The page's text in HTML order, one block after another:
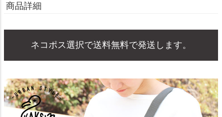
商品詳細
ネコポス選択で送料無料で発送します。